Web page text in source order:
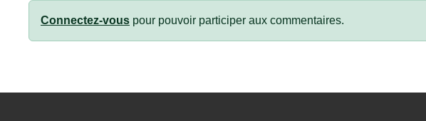
Connectez-vous pour pouvoir participer aux commentaires.